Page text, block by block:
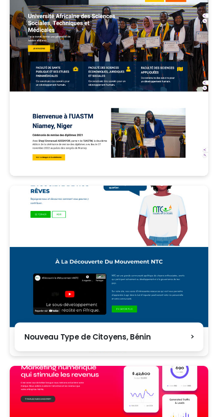
Nouveau Type de Citoyens, Bénin